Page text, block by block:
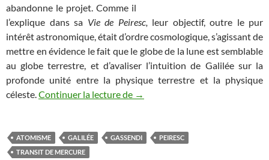
abandonne le projet. Comme il
l’explique dans sa Vie de Peiresc, leur objectif, outre le pur
intérêt astronomique, était d’ordre cosmologique, s’agissant de
mettre en évi­dence le fait que le globe de la lune est sem­blable
au globe terrestre, et d’avaliser l’intuition de Galilée sur la
profonde unité entre la physique terrestre et la physique
céleste.Continuer la lecture de La révolution copernicienne
→
ATOMISME GALILÉE GASSENDI
PEIRESC
TRANSIT DE MERCURE